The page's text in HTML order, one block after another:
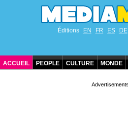
Éditions EN FR ES DE
ACCUEIL PEOPLE CULTURE MONDE